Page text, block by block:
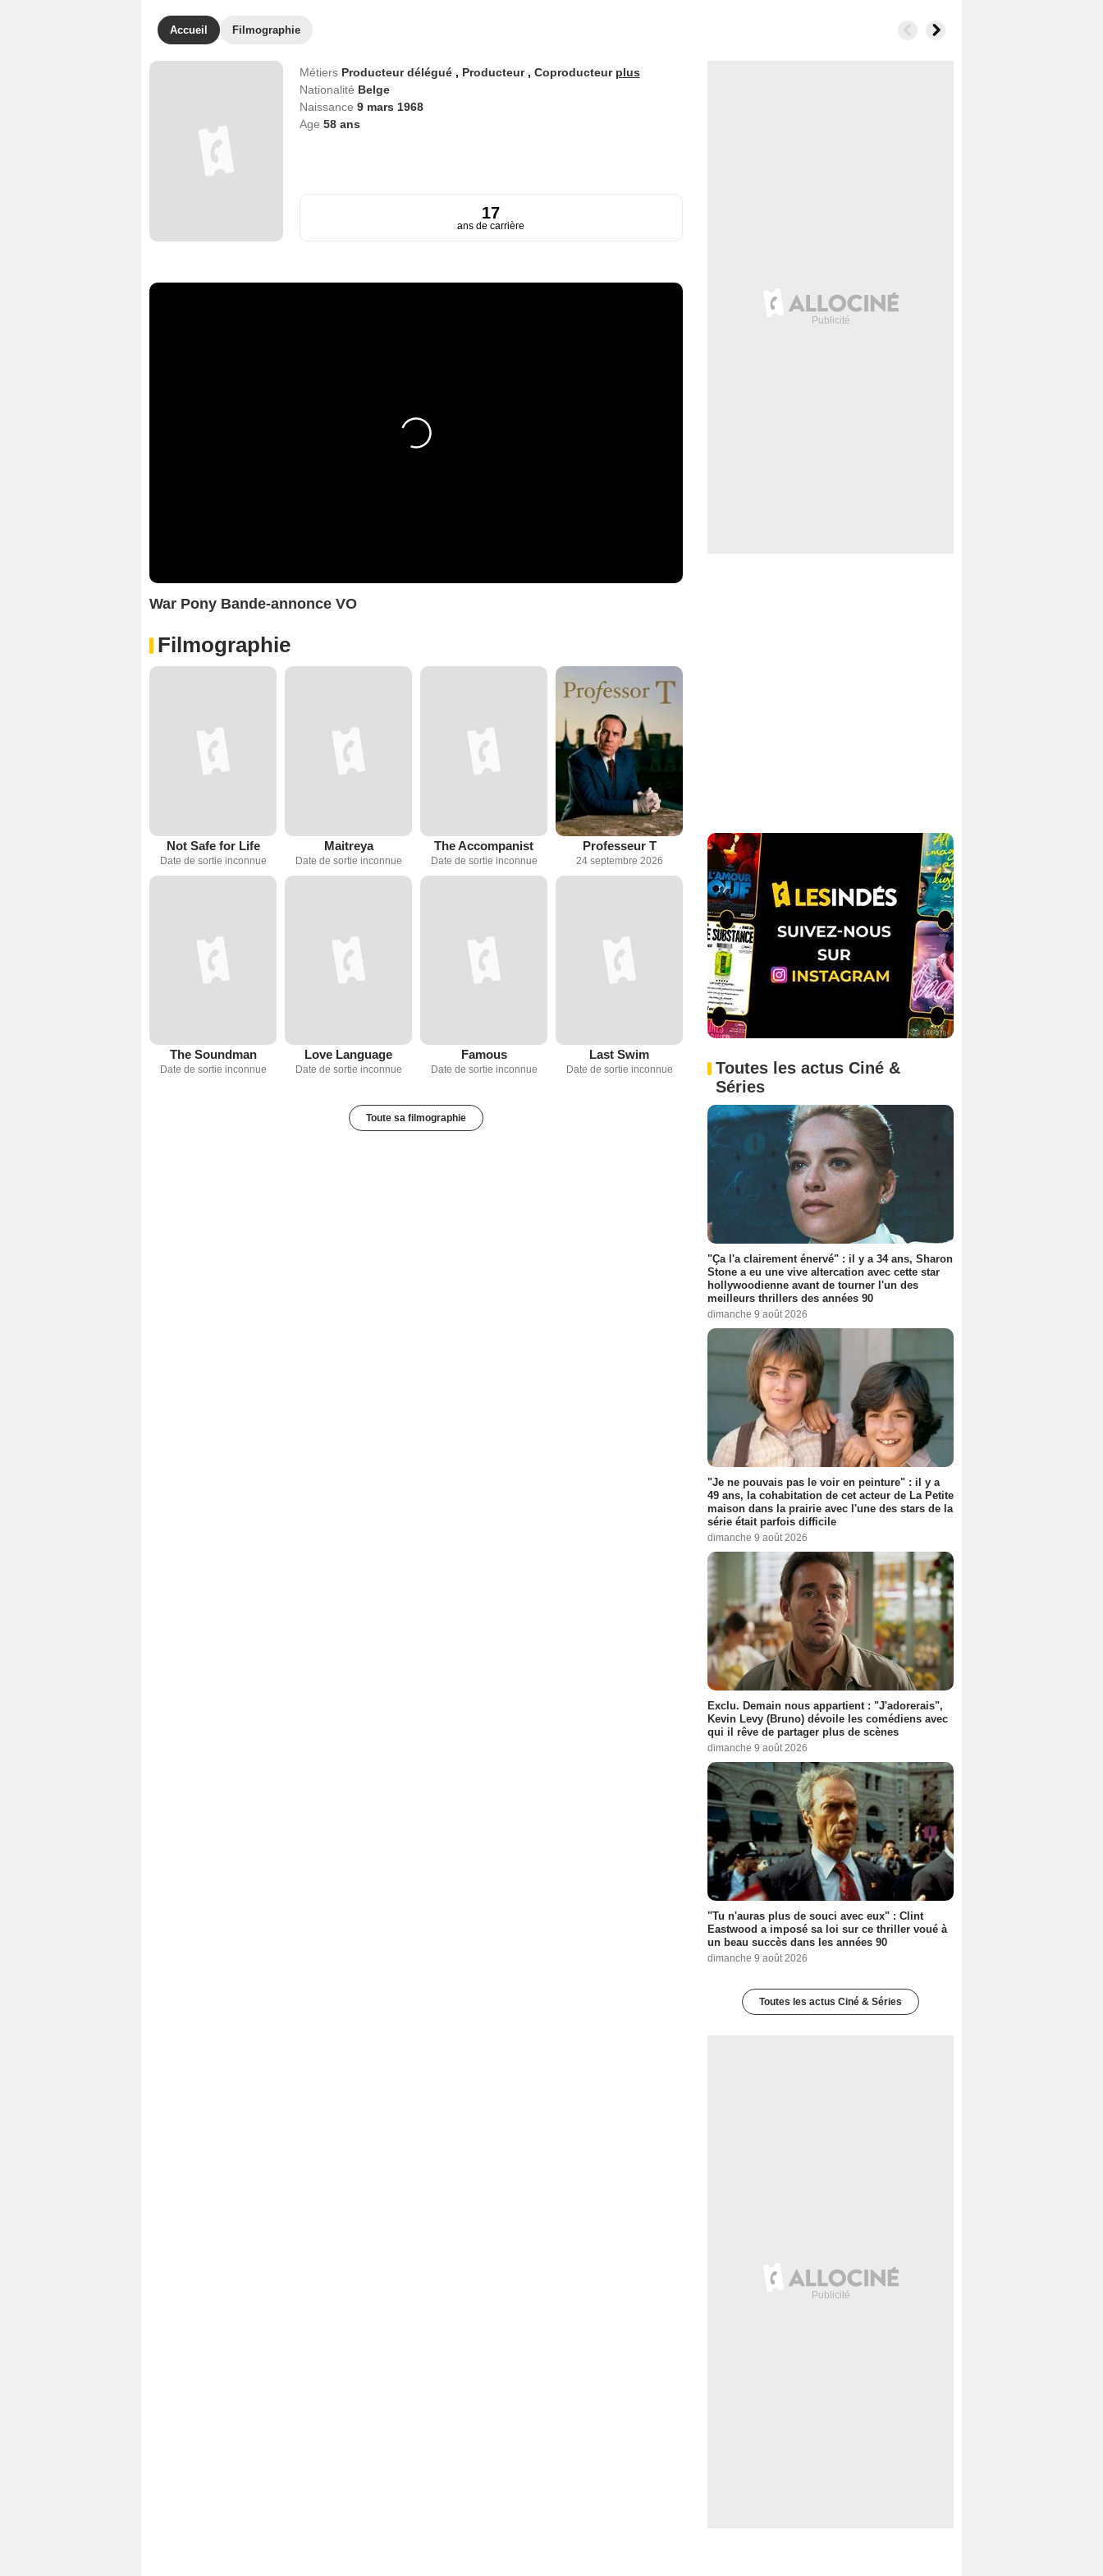
Accueil Filmographie
Métiers Producteur délégué , Producteur , Coproducteur plus
Nationalité Belge
Naissance 9 mars 1968
Age 58ans
17
ans de carrière
War Pony Bande-annonce VO
Filmographie
Not Safe for Life
Date de sortie inconnue
Maitreya
Date de sortie inconnue
The Accompanist
Date de sortie inconnue
Professeur T
24 septembre 2026
The Soundman
Date de sortie inconnue
Love Language
Date de sortie inconnue
Famous
Date de sortie inconnue
Last Swim
Date de sortie inconnue
Toute sa filmographie
Toutes les actus Ciné &
Séries
"Ça l'a clairement énervé" : il y a 34 ans, Sharon
Stone a eu une vive altercation avec cette star
hollywoodienne avant de tourner l'un des
meilleurs thrillers des années 90
dimanche 9 août 2026
"Je ne pouvais pas le voir en peinture" : il y a
49 ans, la cohabitation de cet acteur de La Petite
maison dans la prairie avec l'une des stars de la
série était parfois difficile
dimanche 9 août 2026
Exclu. Demain nous appartient : "J'adorerais",
Kevin Levy (Bruno) dévoile les comédiens avec
qui il rêve de partager plus de scènes
dimanche 9 août 2026
"Tu n'auras plus de souci avec eux" : Clint
Eastwood a imposé sa loi sur ce thriller voué à
un beau succès dans les années 90
dimanche 9 août 2026
Toutes les actus Ciné & Séries